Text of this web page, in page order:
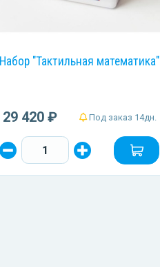
Набор "Тактильная математика"
29 420 ₽ Под заказ 14дн.